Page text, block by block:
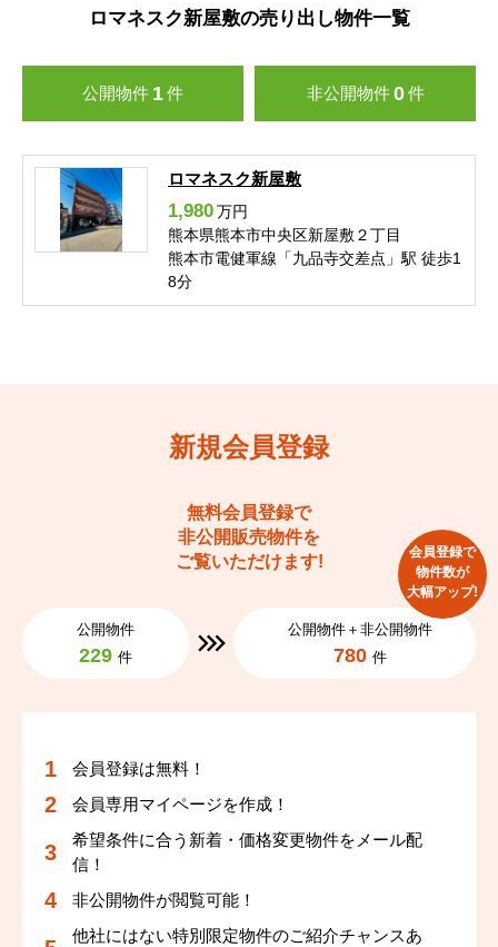
ロマネスク新屋敷の売り出し物件一覧
公開物件 1件 非公開物件 0 件
ロマネスク新屋敷
1,980万円
熊本県熊本市中央区新屋敷２丁目
熊本市電健軍線「九品寺交差点」駅 徒歩1
8分
新規会員登録
無料会員登録で
非公開販売物件を
ご覧いただけます!
公開物件
229 件
公開物件＋非公開物件
780 件
会員登録で
物件数が
大幅アップ!
会員登録は無料！
会員専用マイページを作成！
希望条件に合う新着・価格変更物件をメール配
信！
非公開物件が閲覧可能！
他社にはない特別限定物件のご紹介チャンスあ